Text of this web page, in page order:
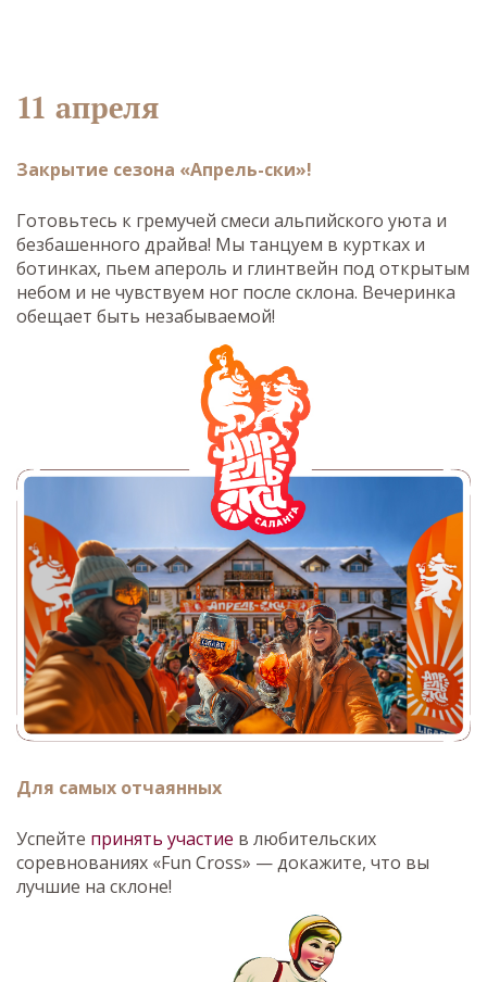
11 апреля
Закрытие сезона «Апрель-ски»!
Готовьтесь к гремучей смеси альпийского уюта и
безбашенного драйва! Мы танцуем в куртках и
ботинках, пьем апероль и глинтвейн под открытым
небом и не чувствуем ног после склона. Вечеринка
обещает быть незабываемой!
Для самых отчаянных
Успейте принять участие в любительских
соревнованиях «Fun Cross» — докажите, что вы
лучшие на склоне!